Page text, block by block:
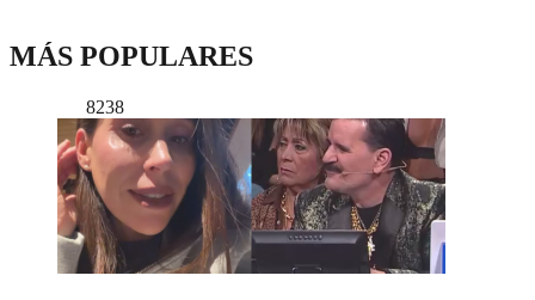
MÁS POPULARES
8238